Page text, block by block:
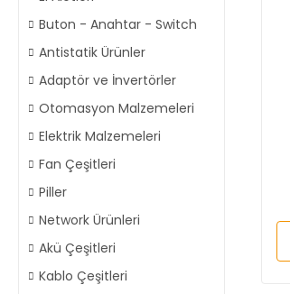
Buton - Anahtar - Switch
Antistatik Ürünler
Adaptör ve İnvertörler
Otomasyon Malzemeleri
Elektrik Malzemeleri
Fan Çeşitleri
Piller
Network Ürünleri
Akü Çeşitleri
Kablo Çeşitleri